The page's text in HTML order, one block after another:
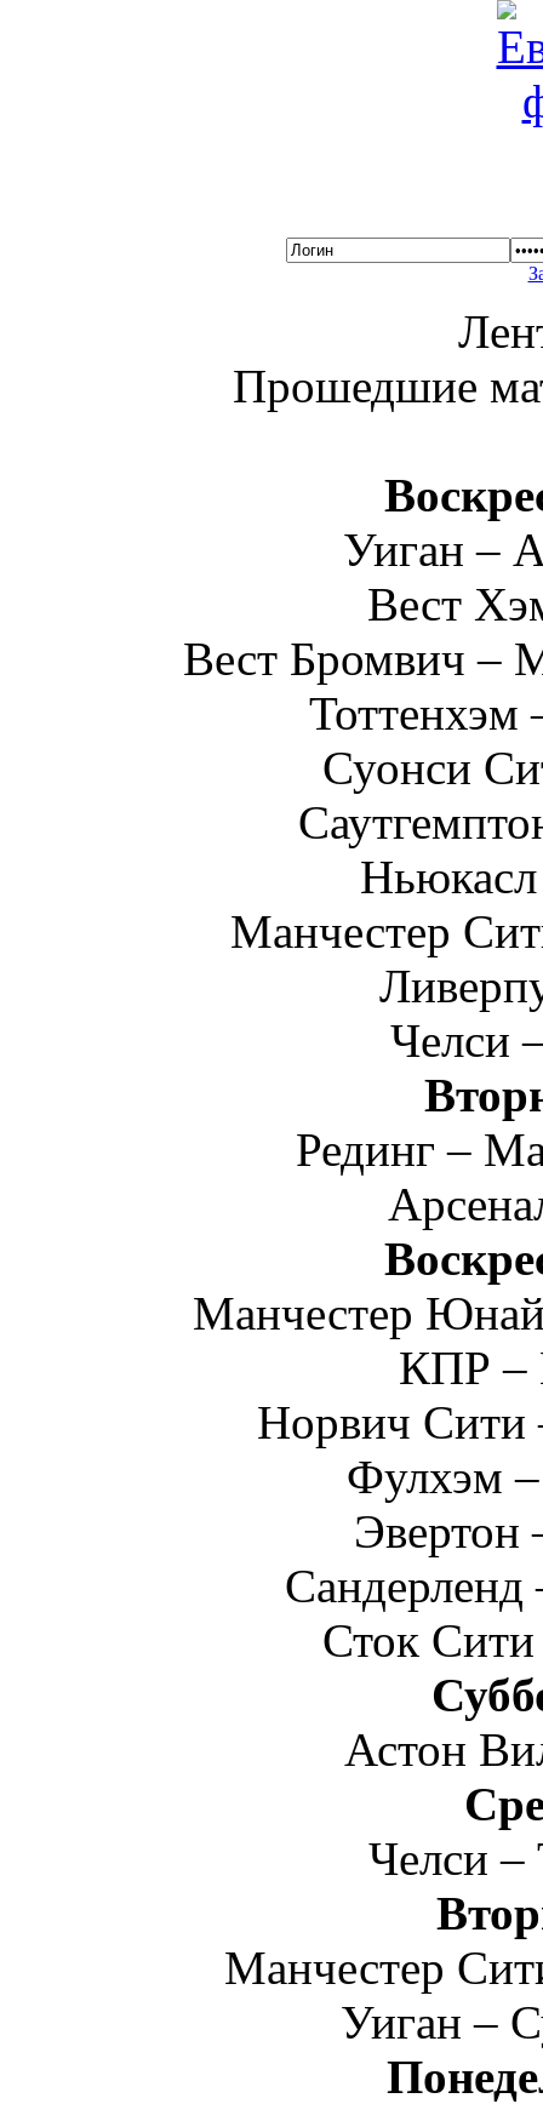
Прошедшие
Уиган –
Вест
Вест Бромвич –
Тоттенхэм
Суонси
Манчестер
Челси
Рединг –
Манчестер
КПР –
Норвич Сити
Фулхэм
Сандерленд
Сток
Астон
Челси –
Манчестер
Уиган –